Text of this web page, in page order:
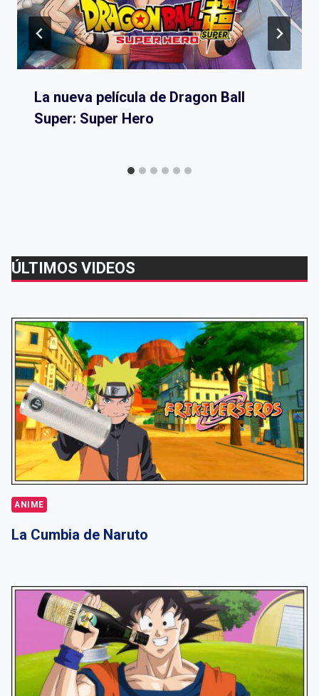
La nueva película de Dragon Ball
Super: Super Hero
ÚLTIMOS VIDEOS
ANIME
La Cumbia de Naruto